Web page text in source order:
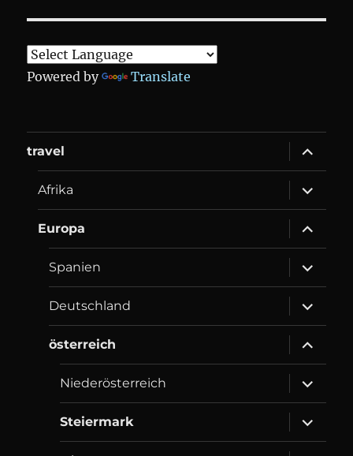
Powered by Translate
travel
expand
child
menu
Afrika
expand
child
menu
Europa
expand
child
menu
Spanien
expand
child
menu
Deutschland
expand
child
menu
österreich
expand
child
menu
Niederösterreich
expand
child
menu
Steiermark
expand
child
menu